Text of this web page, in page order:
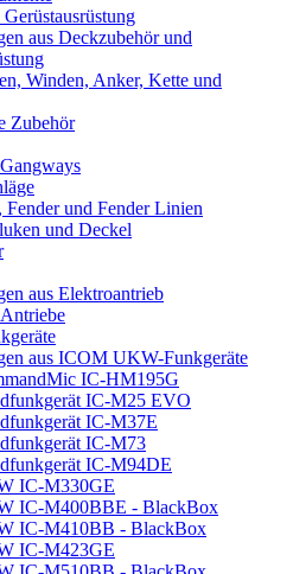
aus Deckzubehör und
Winden, Anker, Kette und
Zubehör
Fender und Fender Linien
und Deckel
aus Elektroantrieb
aus ICOM UKW-Funkgeräte
IC-HM195G
IC-M25 EVO
IC-M37E
IC-M73
IC-M94DE
IC-M330GE
IC-M400BBE - BlackBox
IC-M410BB - BlackBox
IC-M423GE